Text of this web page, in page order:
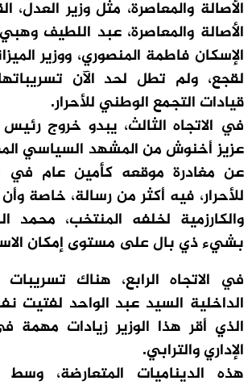
الأصالة والمعاصرة، مثل وزير
الأصالة والمعاصرة، عبد اللطيف
الإسكان فاطمة المنصوري، ووزير
لقجع، ولم تطل لحد الآن
قيادات التجمع الوطني للأحرار.
في الاتجاه الثالث، يبدو خروج
عزيز أخنوش من المشهد السياسي
عن مغادرة موقعه كأمين عام في
للأحرار، فيه أكثر من رسالة، خاصة
والكارزمية لخلفه المنتخب، محمد
بشيء ذي بال على مستوى إمكان
في الاتجاه الرابع، هناك
الداخلية السيد عبد الواحد لفتيت
الذي أقر هذا الوزير زيادات مهمة
الإداري والترابي.
هذه الديناميات المتعارضة،